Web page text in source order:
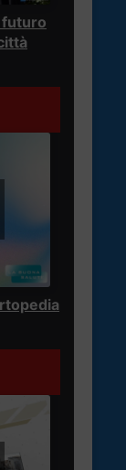
futuro